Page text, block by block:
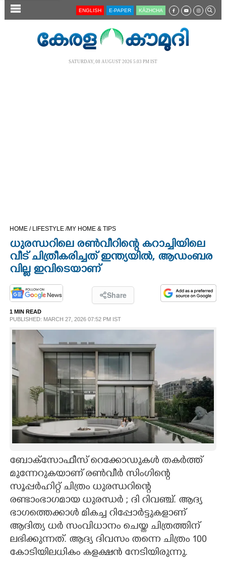
SECTIONS
OPINION
PHOTOS
LIFESTYLE
SPIRITUAL
CARTOONS
LITERATURE
ZOOM
CONTACT US
ENGLISH E-PAPER KĀZHCHA
SATURDAY, 08 AUGUST 2026 5.03 PM IST
HOME / LIFESTYLE /MY HOME & TIPS
ധുരന്ധറിലെ രൺവീറിന്റെ കറാച്ചിയിലെ
വീട് ചിത്രീകരിച്ചത് ഇന്ത്യയിൽ,​ ആഡംബര
വില്ല ഇവിടെയാണ്
Share
1 MIN READ
PUBLISHED: MARCH 27, 2026 07:52 PM IST
ബോക്സോഫീസ് റെക്കോഡുകൾ തകർ‌ത്ത്
മുന്നേറുകയാണ് രൺവീർ സിംഗിന്റെ
സൂപ്പർഹിറ്റ് ചിത്രം ധുരന്ധറിന്റെ
രണ്ടാംഭാഗമായ ധുരന്ധർ ; ദി റിവഞ്ച്. ആദ്യ
ഭാഗത്തെക്കാൾ മികച്ച റിപ്പോർട്ടുകളാണ്
ആദിത്യ ധർ സംവിധാനം ചെയ്ത ചിത്രത്തിന്
ലഭിക്കുന്നത്. ആദ്യ ദിവസം തന്നെ ചിത്രം 100
കോടിയിലധികം കളക്ഷൻ നേടിയിരുന്നു.